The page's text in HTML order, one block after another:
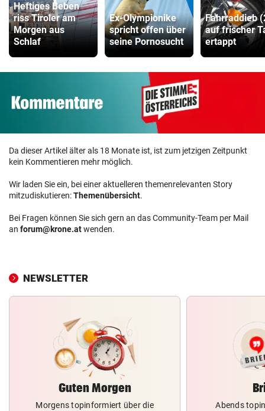
Heftiges Beben
riss Tiroler am
Morgen aus
Schlaf
Ex-Olympionike
spricht offen über
seine Pornosucht
Fahrraddieb
auf frischer
ertappt
Da dieser Artikel älter als 18 Monate ist, ist zum jetzigen Zeitpunkt
kein Kommentieren mehr möglich.
Wir laden Sie ein, bei einer aktuelleren themenrelevanten Story
mitzudiskutieren:Themenübersicht.
Bei Fragen können Sie sich gern an das Community-Team per Mail
an forum@krone.atwenden.
NEWSLETTER
Guten Morgen
Morgens topinformiert über die
Abends